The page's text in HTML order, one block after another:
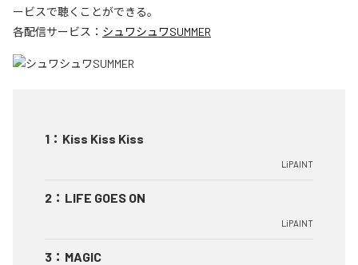
ービスで聴くことができる。
各配信サービス： シュワシュワSUMMER
1 ： Kiss Kiss Kiss
LiPAINT
2 ： LIFE GOES ON
LiPAINT
3 ： MAGIC